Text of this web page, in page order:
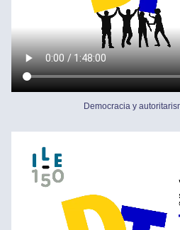
Democracia y